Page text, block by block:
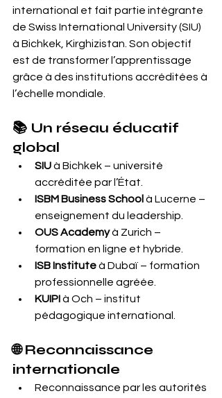
international et fait partie intégrante
de Swiss International University (SIU)
à Bichkek, Kirghizistan. Son objectif
est de transformer l’apprentissage
grâce à des institutions accréditées à
l’échelle mondiale.
📚 Un réseau éducatif
global
SIU à Bichkek – université
accréditée par l’État.
ISBM Business School à Lucerne –
enseignement du leadership.
OUS Academy à Zurich –
formation en ligne et hybride.
ISB Institute à Dubaï – formation
professionnelle agréée.
KUIPI à Och – institut
pédagogique international.
🌐 Reconnaissance
internationale
Reconnaissance par les autorités